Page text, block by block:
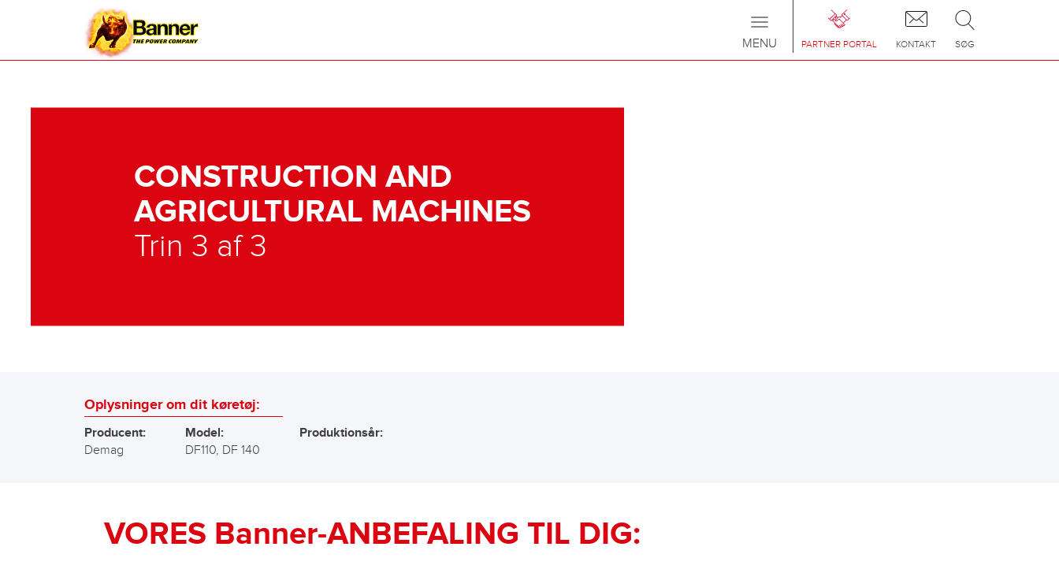
PARTNER PORTAL KONTAKT SØG
Toggle
navigation
MENU
CONSTRUCTION AND
AGRICULTURAL MACHINES
Trin 3 af 3
Oplysninger om dit køretøj:
Producent:
Demag
Model:
DF110, DF 140
Produktionsår:
VORES Banner-ANBEFALING TIL DIG: